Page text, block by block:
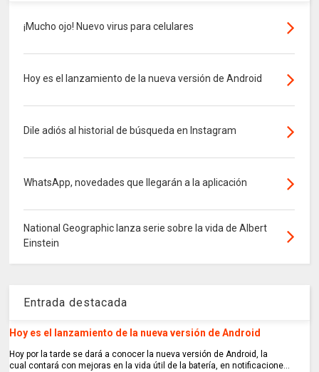
¡Mucho ojo! Nuevo virus para celulares
Hoy es el lanzamiento de la nueva versión de Android
Dile adiós al historial de búsqueda en Instagram
WhatsApp, novedades que llegarán a la aplicación
National Geographic lanza serie sobre la vida de Albert
Einstein
Entrada destacada
Hoy es el lanzamiento de la nueva versión de Android
Hoy por la tarde se dará a conocer la nueva versión de Android, la
cual contará con mejoras en la vida útil de la batería, en notificacione...